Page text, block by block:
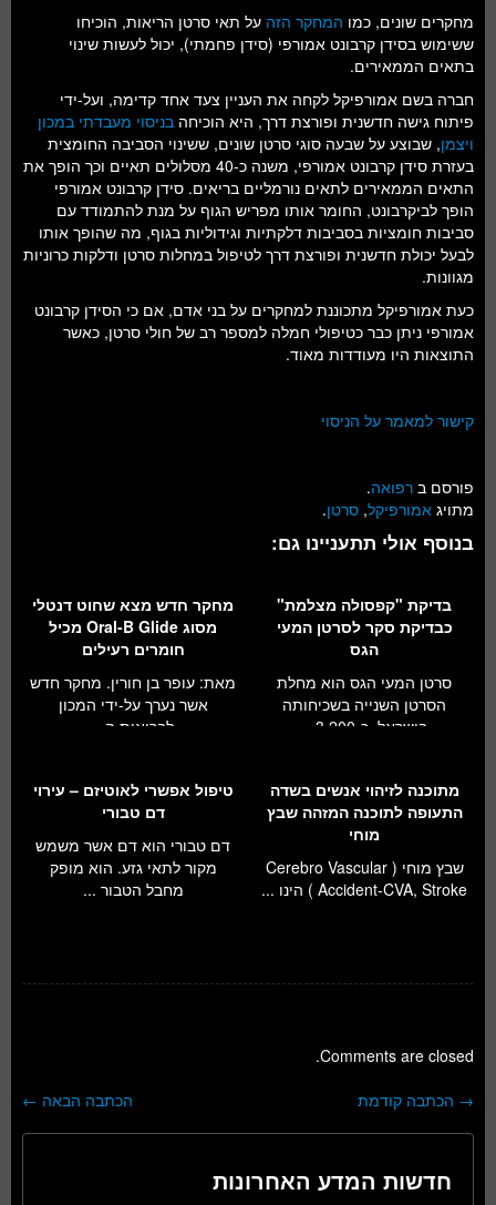
מחקרים שונים, כמו המחקר הזה על תאי סרטן הריאות, הוכיחו
ששימוש בסידן קרבונט אמורפי (סידן פחמתי), יכול לעשות שינוי
בתאים הממאירים.
חברה בשם אמורפיקל לקחה את העניין צעד אחד קדימה, ועל-ידי
פיתוח גישה חדשנית ופורצת דרך, היא הוכיחה בניסוי מעבדתי במכון
ויצמן, שבוצע על שבעה סוגי סרטן שונים, ששינוי הסביבה החומצית
בעזרת סידן קרבונט אמורפי, משנה כ-40 מסלולים תאיים וכך הופך את
התאים הממאירים לתאים נורמליים בריאים. סידן קרבונט אמורפי
הופך לביקרבונט, החומר אותו מפריש הגוף על מנת להתמודד עם
סביבות חומציות בסביבות דלקתיות וגידוליות בגוף, מה שהופך אותו
לבעל יכולת חדשנית ופורצת דרך לטיפול במחלות סרטן ודלקות כרוניות
מגוונות.
כעת אמורפיקל מתכוננת למחקרים על בני אדם, אם כי הסידן קרבונט
אמורפי ניתן כבר כטיפולי חמלה למספר רב של חולי סרטן, כאשר
התוצאות היו מעודדות מאוד.
קישור למאמר על הניסוי
פורסם ב רפואה.
מתויג אמורפיקל, סרטן.
בנוסף אולי תתעניינו גם:
בדיקת "קפסולה מצלמת"
כבדיקת סקר לסרטן המעי
הגס
סרטן המעי הגס הוא מחלת
הסרטן השנייה בשכיחותה
בישראל. כ-3,200...
מחקר חדש מצא שחוט דנטלי
מסוג Oral-B Glide מכיל
חומרים רעילים
מאת: עופר בן חורין. מחקר חדש
אשר נערך על-ידי המכון
לבריאות ה...
מתוכנה לזיהוי אנשים בשדה
התעופה לתוכנה המזהה שבץ
מוחי
שבץ מוחי ( Cerebro Vascular
Accident-CVA, Stroke ) הינו ...
טיפול אפשרי לאוטיזם – עירוי
דם טבורי
דם טבורי הוא דם אשר משמש
מקור לתאי גזע. הוא מופק
מחבל הטבור ...
Comments are closed.
ניווט בפוסטים הכתבה הבאה ← → הכתבה קודמת
חדשות המדע האחרונות